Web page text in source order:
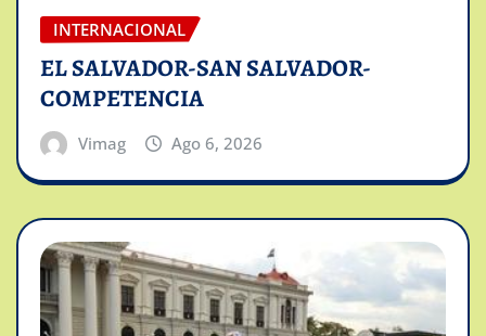
INTERNACIONAL
EL SALVADOR-SAN SALVADOR-
COMPETENCIA
Vimag Ago 6, 2026